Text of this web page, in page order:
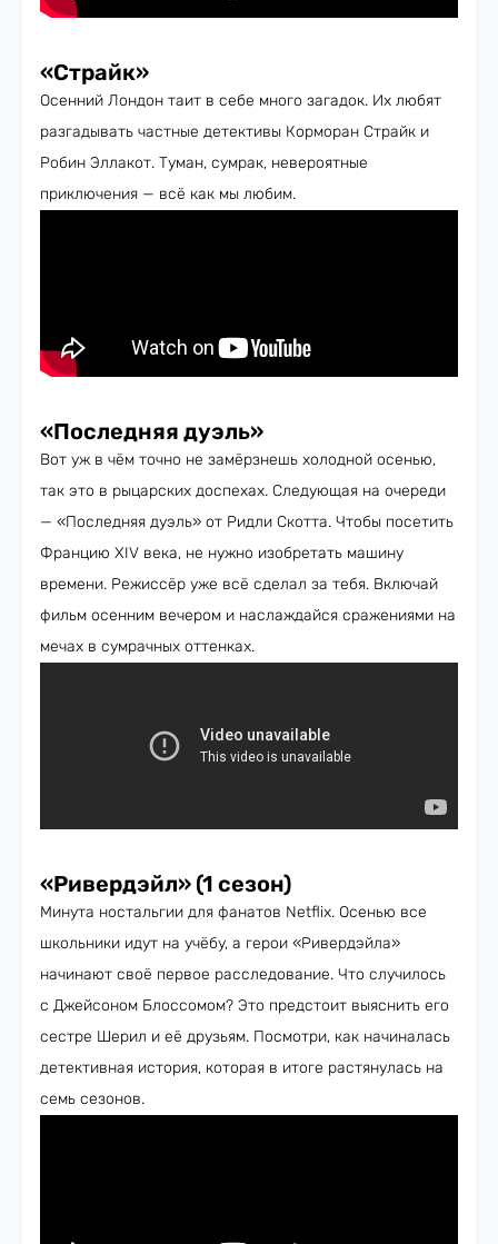
«Страйк»
Осенний Лондон таит в себе много загадок. Их любят
разгадывать частные детективы Корморан Страйк и
Робин Эллакот. Туман, сумрак, невероятные
приключения — всё как мы любим.
«Последняя дуэль»
Вот уж в чём точно не замёрзнешь холодной осенью,
так это в рыцарских доспехах. Следующая на очереди
— «Последняя дуэль» от Ридли Скотта. Чтобы посетить
Францию XIV века, не нужно изобретать машину
времени. Режиссёр уже всё сделал за тебя. Включай
фильм осенним вечером и наслаждайся сражениями на
мечах в сумрачных оттенках.
«Ривердэйл» (1 сезон)
Минута ностальгии для фанатов Netflix. Осенью все
школьники идут на учёбу, а герои «Ривердэйла»
начинают своё первое расследование. Что случилось
с Джейсоном Блоссомом? Это предстоит выяснить его
сестре Шерил и её друзьям. Посмотри, как начиналась
детективная история, которая в итоге растянулась на
семь сезонов.